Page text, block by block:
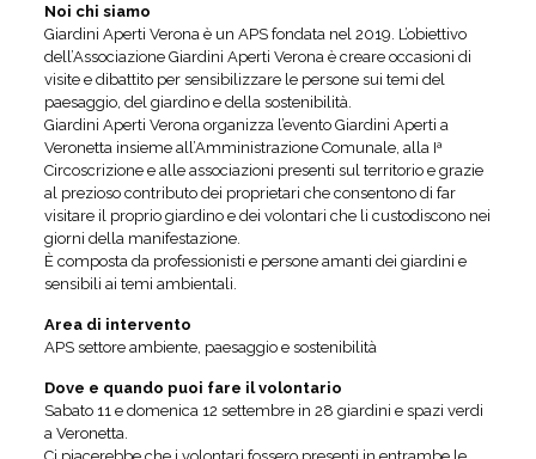
Noi chi siamo
Giardini Aperti Verona è un APS fondata nel 2019. L’obiettivo
dell’Associazione Giardini Aperti Verona è creare occasioni di
visite e dibattito per sensibilizzare le persone sui temi del
paesaggio, del giardino e della sostenibilità.
Giardini Aperti Verona organizza l’evento Giardini Aperti a
Veronetta insieme all’Amministrazione Comunale, alla Iª
Circoscrizione e alle associazioni presenti sul territorio e grazie
al prezioso contributo dei proprietari che consentono di far
visitare il proprio giardino e dei volontari che li custodiscono nei
giorni della manifestazione.
È composta da professionisti e persone amanti dei giardini e
sensibili ai temi ambientali.
Area di intervento
APS settore ambiente, paesaggio e sostenibilità
Dove e quando puoi fare il volontario
Sabato 11 e domenica 12 settembre in 28 giardini e spazi verdi
a Veronetta.